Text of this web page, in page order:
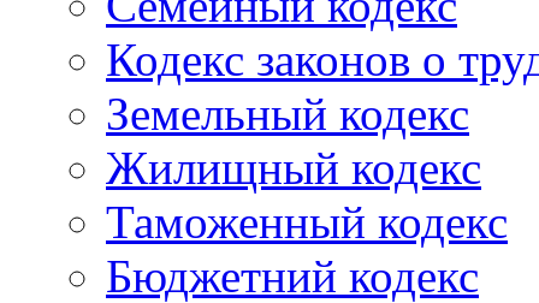
Кодекс законов о
Земельный кодекс
Жилищный кодекс
Таможенный кодекс
Бюджетний кодекс